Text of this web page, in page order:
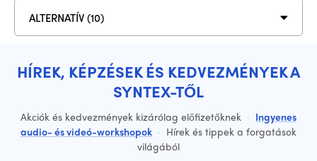
ALTERNATÍV (10)
HÍREK, KÉPZÉSEK ÉS KEDVEZMÉNYEK A
SYNTEX-TŐL
Akciók és kedvezmények kizárólag előfizetőknek · Ingyenes
audio- és videó-workshopok · Hírek és tippek a forgatások
világából